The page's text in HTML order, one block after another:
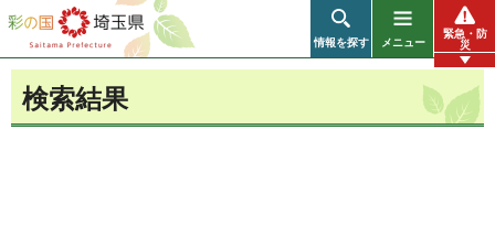
彩の国 埼玉県
情報を探す メニュー
緊急・防
災
検索結果